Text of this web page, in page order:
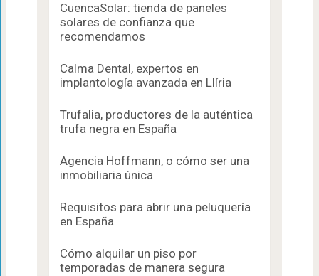
CuencaSolar: tienda de paneles
solares de confianza que
recomendamos
Calma Dental, expertos en
implantología avanzada en Llíria
Trufalia, productores de la auténtica
trufa negra en España
Agencia Hoffmann, o cómo ser una
inmobiliaria única
Requisitos para abrir una peluquería
en España
Cómo alquilar un piso por
temporadas de manera segura